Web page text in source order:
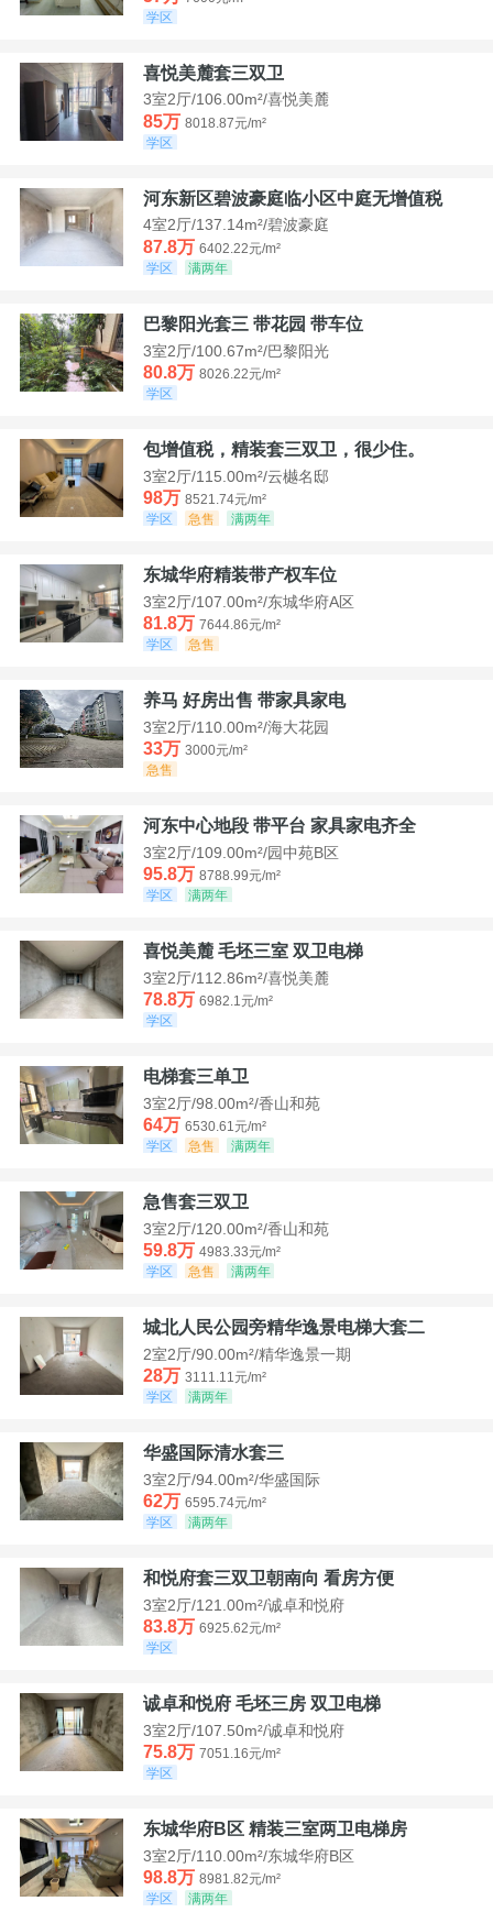
学区
喜悦美麓套三双卫
3室2厅/106.00m²/喜悦美麓
85万 8018.87元/m²
学区
河东新区碧波豪庭临小区中庭无增值税
4室2厅/137.14m²/碧波豪庭
87.8万 6402.22元/m²
学区
满两年
巴黎阳光套三 带花园 带车位
3室2厅/100.67m²/巴黎阳光
80.8万 8026.22元/m²
学区
包增值税，精装套三双卫，很少住。
3室2厅/115.00m²/云樾名邸
98万 8521.74元/m²
学区
急售 满两年
东城华府精装带产权车位
3室2厅/107.00m²/东城华府A区
81.8万 7644.86元/m²
学区
急售
养马 好房出售 带家具家电
3室2厅/110.00m²/海大花园
33万 3000元/m²
急售
河东中心地段 带平台 家具家电齐全
3室2厅/109.00m²/园中苑B区
95.8万 8788.99元/m²
学区
满两年
喜悦美麓 毛坯三室 双卫电梯
3室2厅/112.86m²/喜悦美麓
78.8万 6982.1元/m²
学区
电梯套三单卫
3室2厅/98.00m²/香山和苑
64万 6530.61元/m²
学区
急售 满两年
急售套三双卫
3室2厅/120.00m²/香山和苑
59.8万 4983.33元/m²
学区
急售 满两年
城北人民公园旁精华逸景电梯大套二
2室2厅/90.00m²/精华逸景一期
28万 3111.11元/m²
学区
满两年
华盛国际清水套三
3室2厅/94.00m²/华盛国际
62万 6595.74元/m²
学区
满两年
和悦府套三双卫朝南向 看房方便
3室2厅/121.00m²/诚卓和悦府
83.8万 6925.62元/m²
学区
诚卓和悦府 毛坯三房 双卫电梯
3室2厅/107.50m²/诚卓和悦府
75.8万 7051.16元/m²
学区
东城华府B区 精装三室两卫电梯房
3室2厅/110.00m²/东城华府B区
98.8万 8981.82元/m²
学区
满两年